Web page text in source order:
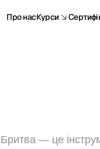
Про насКурси
Бритва — це